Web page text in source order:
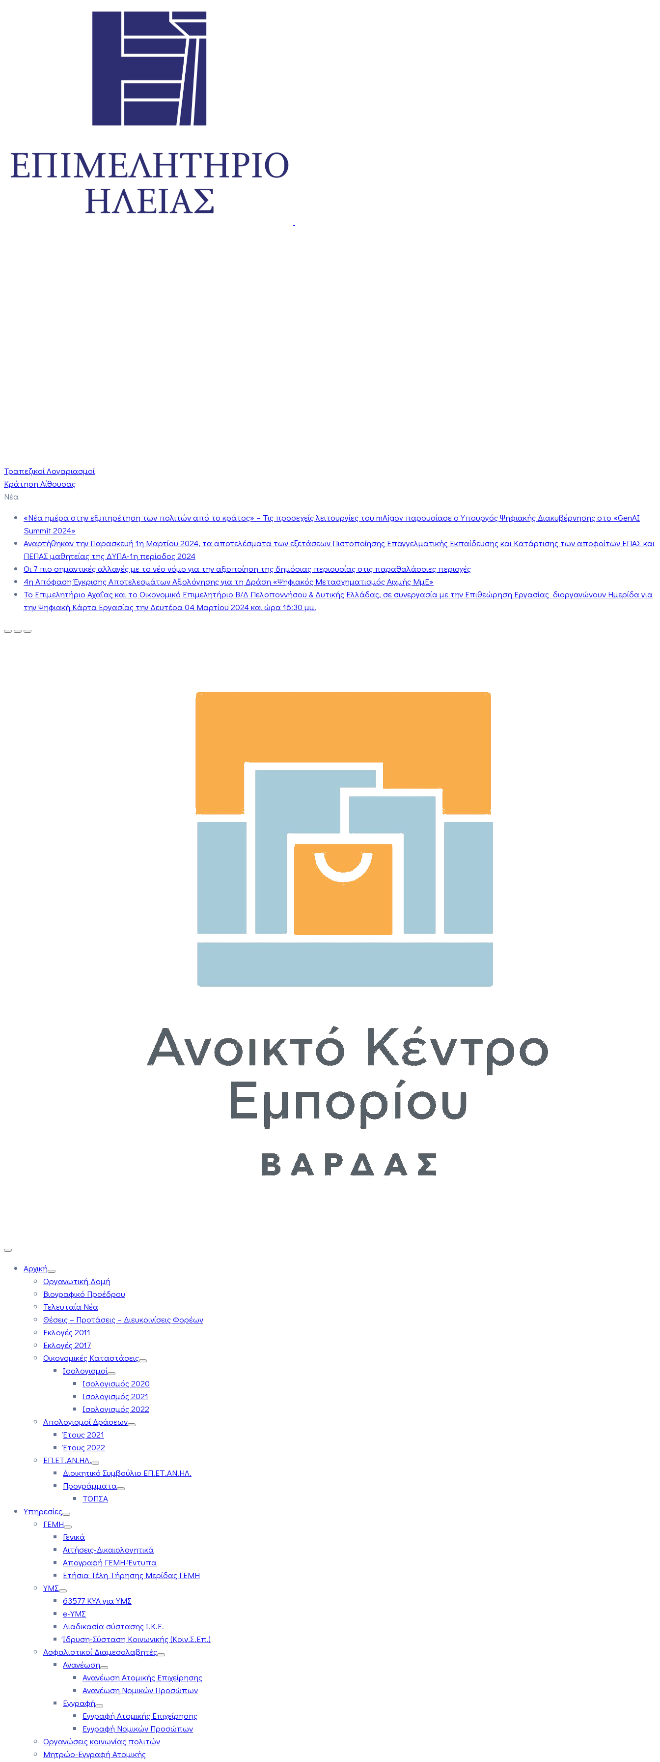
Τραπεζικοί Λογαριασμοί
Κράτηση Αίθουσας
Νέα
«Νέα ημέρα στην εξυπηρέτηση των πολιτών από το κράτος» – Τις προσεχείς λειτουργίες του mAigov παρουσίασε ο Υπουργός Ψηφιακής Διακυβέρνησης στο «GenAI
Summit 2024»
Αναρτήθηκαν την Παρασκευή 1η Μαρτίου 2024, τα αποτελέσματα των εξετάσεων Πιστοποίησης Επαγγελματικής Εκπαίδευσης και Κατάρτισης των αποφοίτων ΕΠΑΣ και
ΠΕΠΑΣ μαθητείας της ΔΥΠΑ-1η περίοδος 2024
Οι 7 πιο σημαντικές αλλαγές με το νέο νόμο για την αξιοποίηση της δημόσιας περιουσίας στις παραθαλάσσιες περιοχές
4η Απόφαση Έγκρισης Αποτελεσμάτων Αξιολόγησης για τη Δράση «Ψηφιακός Μετασχηματισμός Αιχμής ΜμΕ»
Το Επιμελητήριο Αχαΐας και το Οικονομικό Επιμελητήριο Β/Δ Πελοποννήσου & Δυτικής Ελλάδας, σε συνεργασία με την Επιθεώρηση Εργασίας διοργανώνουν Ημερίδα για
την Ψηφιακή Κάρτα Εργασίας την Δευτέρα 04 Μαρτίου 2024 και ώρα 16:30 μμ.
Αρχική
Οργανωτική Δομή
Βιογραφικό Προέδρου
Τελευταία Νέα
Θέσεις – Προτάσεις – Διευκρινίσεις Φορέων
Εκλογές 2011
Εκλογές 2017
Οικονομικές Καταστάσεις
Ισολογισμοί
Ισολογισμός 2020
Ισολογισμός 2021
Ισολογισμός 2022
Απολογισμοί Δράσεων
Έτους 2021
Έτους 2022
ΕΠ.ΕΤ.ΑΝ.ΗΛ.
Διοικητικό Συμβούλιο ΕΠ.ΕΤ.ΑΝ.ΗΛ.
Προγράμματα
ΤΟΠΣΑ
Υπηρεσίες
ΓΕΜΗ
Γενικά
Αιτήσεις-Δικαιολογητικά
Απογραφή ΓΕΜΗ-Έντυπα
Ετήσια Τέλη Τήρησης Μερίδας ΓΕΜΗ
ΥΜΣ
63577 ΚΥΑ για ΥΜΣ
e-ΥΜΣ
Διαδικασία σύστασης Ι.Κ.Ε.
Ίδρυση-Σύσταση Κοινωνικής (Κοιν.Σ.Επ.)
Ασφαλιστικοί Διαμεσολαβητές
Ανανέωση
Ανανέωση Ατομικής Επιχείρησης
Ανανέωση Νομικών Προσώπων
Εγγραφή
Εγγραφή Ατομικής Επιχείρησης
Εγγραφή Νομικών Προσώπων
Οργανώσεις κοινωνίας πολιτών
Μητρώο-Εγγραφή Ατομικής